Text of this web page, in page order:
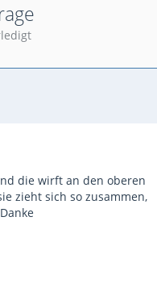
die wirft an den oberen
zieht sich so zusammen,